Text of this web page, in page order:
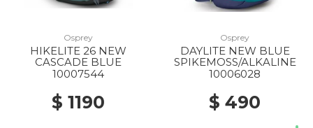
Osprey
HIKELITE 26 NEW
CASCADE BLUE
10007544
$ 1190
Osprey
DAYLITE NEW BLUE
SPIKEMOSS/ALKALINE
10006028
$ 490